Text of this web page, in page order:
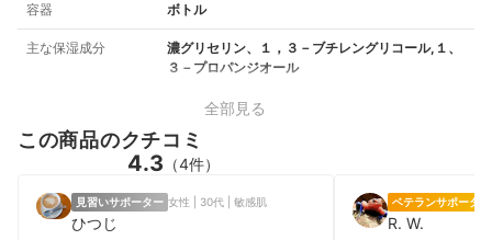
容器 ボトル
主な保湿成分
濃グリセリン、１，３－ブチレングリコール,１、
３－プロパンジオール
全部見る
この商品のクチコミ
4.3 （4件）
見習いサポーター 女性 | 30代 | 敏感肌
ひつじ
ベテランサポーター
R. W.